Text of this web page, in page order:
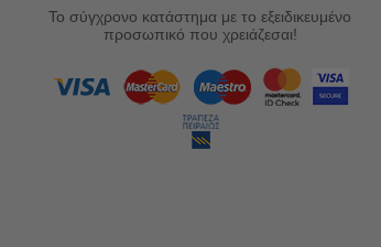
Το σύγχρονο κατάστημα με το εξειδικευμένο
προσωπικό που χρειάζεσαι!